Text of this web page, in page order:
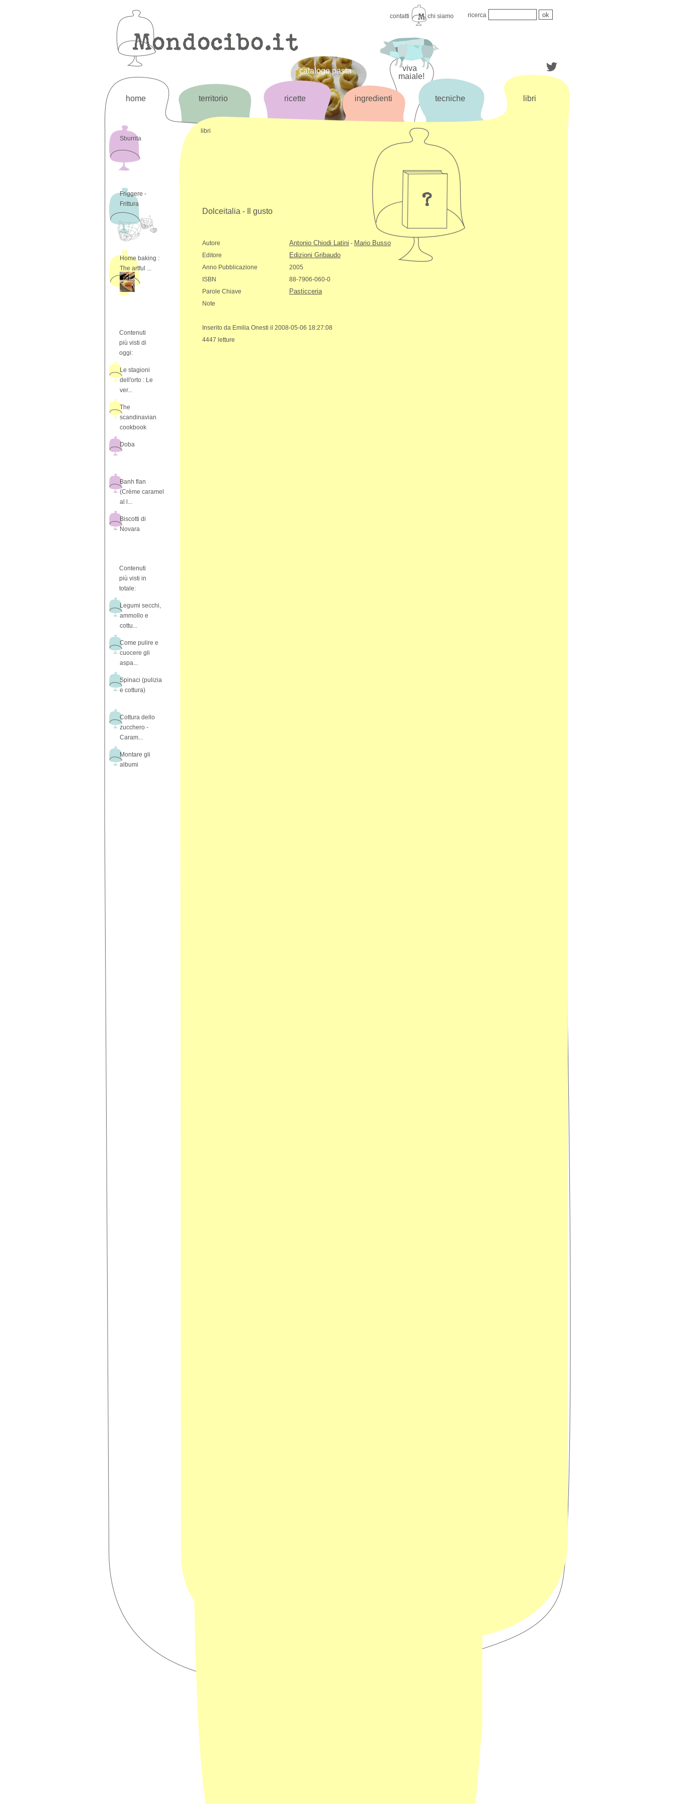
contatti chi siamo ricerca
home territorio ricette
catalogo pasta
ingredienti
viva
maiale!
tecniche libri
Sburrita
Friggere -
Frittura
Home baking :
The artful ...
Contenuti
più visti di
oggi:
Le stagioni
dell'orto : Le
ver...
The
scandinavian
cookbook
Doba
Banh flan
(Crème caramel
al l...
Biscotti di
Novara
Contenuti
più visti in
totale:
Legumi secchi,
ammollo e
cottu...
Come pulire e
cuocere gli
aspa...
Spinaci (pulizia
e cottura)
Cottura dello
zucchero -
Caram...
Montare gli
albumi
libri
Dolceitalia - Il gusto
Autore Antonio Chiodi Latini - Mario Busso
Editore Edizioni Gribaudo
Anno Pubblicazione
2005
ISBN
88-7906-060-0
Parole Chiave
Pasticceria
Note
Inserito da Emilia Onesti il 2008-05-06 18:27:08
4447 letture